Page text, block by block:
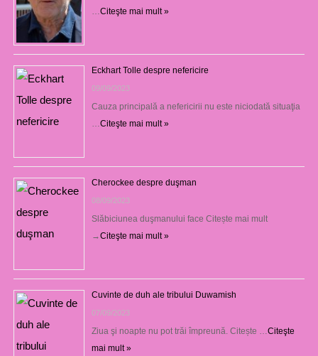
…Citeşte mai mult »
Eckhart Tolle despre nefericire
09/09/2023
Cauza principală a nefericirii nu este niciodată situaţia
…Citeşte mai mult »
Cherockee despre duşman
08/09/2023
Slăbiciunea duşmanului face Citește mai mult
→Citeşte mai mult »
Cuvinte de duh ale tribului Duwamish
07/09/2023
Ziua şi noapte nu pot trăi împreună. Citește …Citeşte
mai mult »